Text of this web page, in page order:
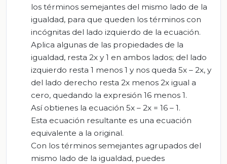
los términos semejantes del mismo lado de la
igualdad, para que queden los términos con
incógnitas del lado izquierdo de la ecuación.
Aplica algunas de las propiedades de la
igualdad, resta 2x y 1 en ambos lados; del lado
izquierdo resta 1 menos 1 y nos queda 5x – 2x, y
del lado derecho resta 2x menos 2x igual a
cero, quedando la expresión 16 menos 1.
Así obtienes la ecuación 5x – 2x = 16 – 1.
Esta ecuación resultante es una ecuación
equivalente a la original.
Con los términos semejantes agrupados del
mismo lado de la igualdad, puedes